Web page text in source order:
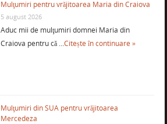
Mulţumiri pentru vrăjitoarea Maria din Craiova
5 august 2026
Aduc mii de mulţumiri domnei Maria din
Craiova pentru că …Citește în continuare »
Mulţumiri din SUA pentru vrăjitoarea
Mercedeza